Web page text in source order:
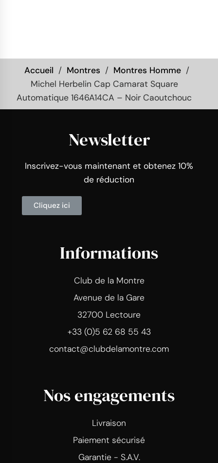
Accueil Montres
Montres Homme
Michel Herbelin Cap Camarat Square
Automatique 1646A14CA – Noir Caoutchouc
Newsletter
Inscrivez-vous maintenant et obtenez 10%
de réduction
Cliquez ici
Informations
Club de la Montre
Avenue de la Gare
32700 Lectoure
+33 (0)5 62 68 55 43
contact@clubdelamontre.com
Nos engagements
Livraison
Paiement sécurisé
Garantie - S.A.V.